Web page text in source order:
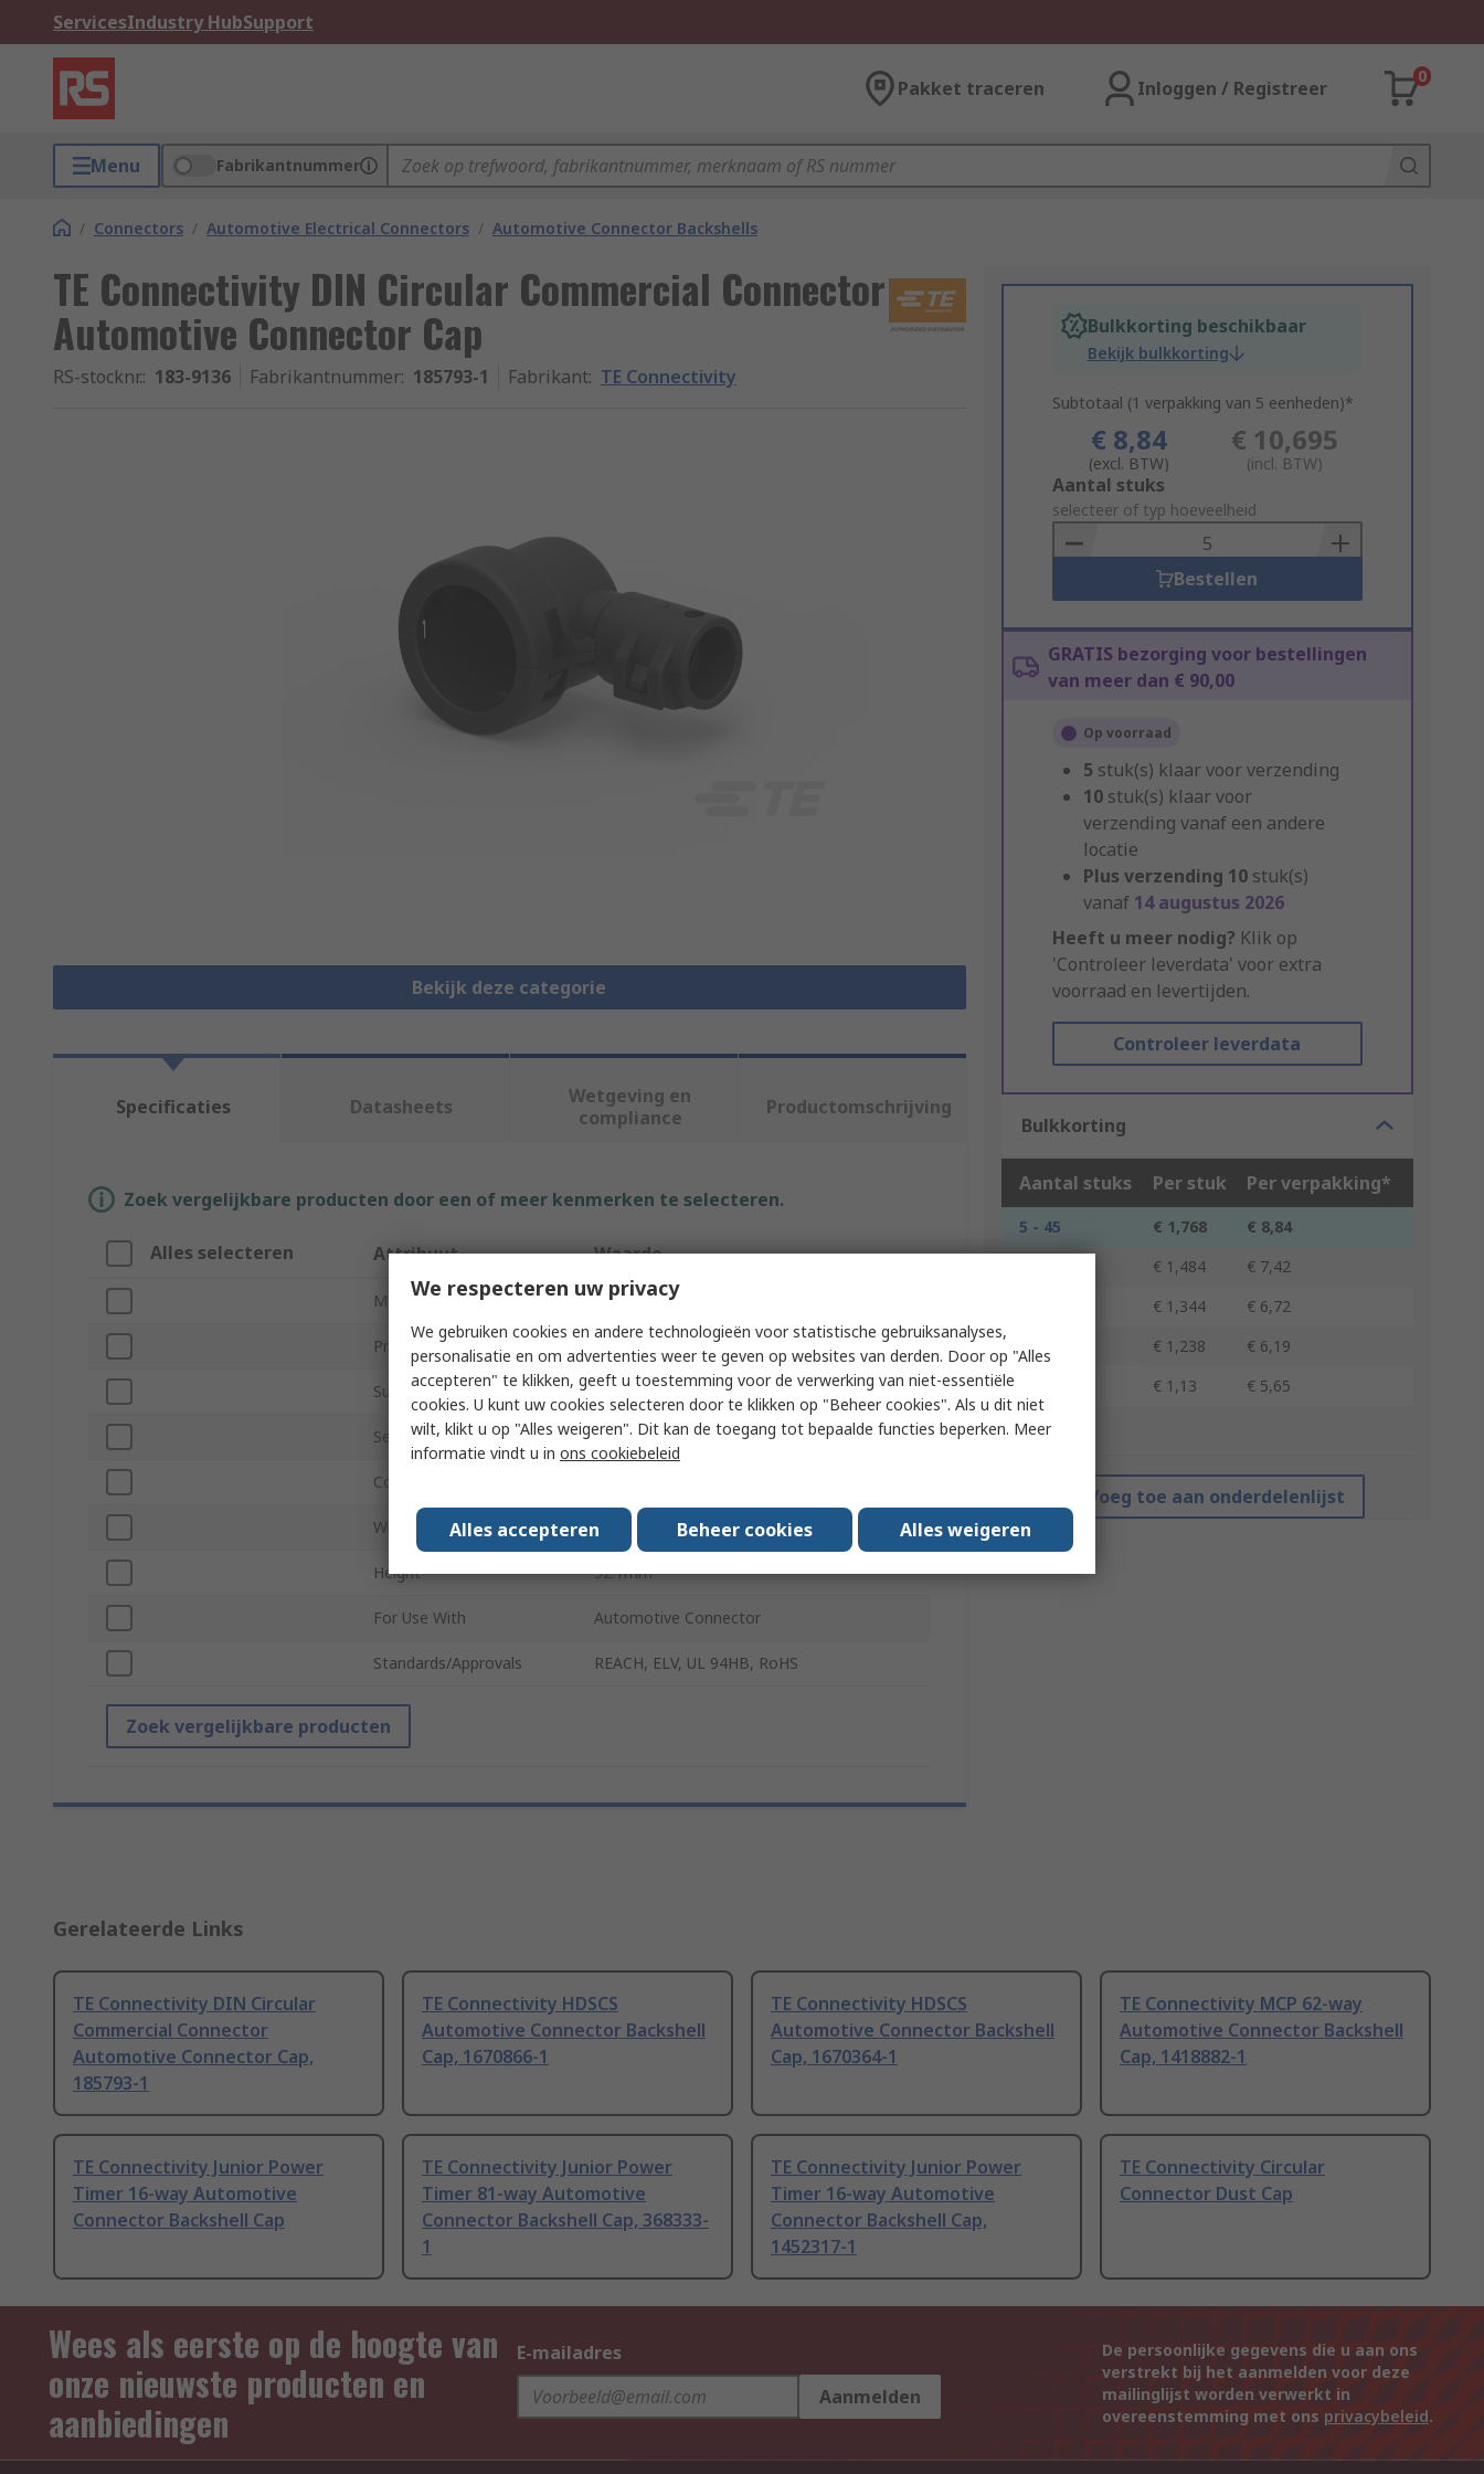
ServicesIndustry HubSupport
Pakket traceren Inloggen / Registreer
0
Menu Fabrikantnummer
/ Connectors / Automotive Electrical Connectors / Automotive Connector Backshells
TE Connectivity DIN Circular Commercial Connector
Automotive Connector Cap
RS-stocknr.: 183-9136 Fabrikantnummer: 185793-1 Fabrikant: TE Connectivity
Bekijk deze categorie
Bulkkorting beschikbaar
Bekijk bulkkorting
Subtotaal (1 verpakking van 5 eenheden)*
€ 8,84
(excl. BTW)
€ 10,695
(incl. BTW)
Add
to
Basket
Aantal stuks
selecteer of typ hoeveelheid
Bestellen
GRATIS bezorging voor bestellingen
van meer dan € 90,00
Op voorraad
5 stuk(s) klaar voor verzending
10 stuk(s) klaar voor
verzending vanaf een andere
locatie
Plus verzending 10 stuk(s)
vanaf 14 augustus 2026
Heeft u meer nodig? Klik op
'Controleer leverdata' voor extra
voorraad en levertijden.
Controleer leverdata
Bulkkorting
Aantal stuks Per stuk Per verpakking*
5 - 45 € 1,768
€ 8,84
€ 1,484
€ 7,42
€ 1,344
€ 6,72
250 - 495
€ 1,238
€ 6,19
€ 1,13 € 5,65
*prijsindicatie
Voeg toe aan onderdelenlijst
Specificaties Datasheets
Wetgeving en
compliance
Productomschrijving
Zoek vergelijkbare producten door een of meer kenmerken te selecteren.
Alles selecteren Attribuut Waarde
Merk TE Connectivity
Product Type Automotive Connector
Sub Type Cap
Series DIN Circular Commercial Connector
Colour
Width 76.9mm
Height 32.1mm
For Use With Automotive Connector
Standards/Approvals REACH, ELV, UL 94HB, RoHS
Zoek vergelijkbare producten
Gerelateerde Links
TE Connectivity DIN Circular
Commercial Connector
Automotive Connector Cap,
185793-1
TE Connectivity HDSCS
Automotive Connector Backshell
Cap, 1670866-1
TE Connectivity HDSCS
Automotive Connector Backshell
Cap, 1670364-1
TE Connectivity MCP 62-way
Automotive Connector Backshell
Cap, 1418882-1
TE Connectivity Junior Power
Timer 16-way Automotive
Connector Backshell Cap
TE Connectivity Junior Power
Timer 81-way Automotive
Connector Backshell Cap, 368333-
1
TE Connectivity Junior Power
Timer 16-way Automotive
Connector Backshell Cap,
1452317-1
TE Connectivity Circular
Connector Dust Cap
Wees als eerste op de hoogte van
onze nieuwste producten en
aanbiedingen
E-mailadres
Aanmelden
De persoonlijke gegevens die u aan ons
verstrekt bij het aanmelden voor deze
mailinglijst worden verwerkt in
overeenstemming met ons privacybeleid.
We respecteren uw privacy
We gebruiken cookies en andere technologieën voor statistische gebruiksanalyses,
personalisatie en om advertenties weer te geven op websites van derden. Door op "Alles
accepteren" te klikken, geeft u toestemming voor de verwerking van niet-essentiële
cookies. U kunt uw cookies selecteren door te klikken op "Beheer cookies". Als u dit niet
wilt, klikt u op "Alles weigeren". Dit kan de toegang tot bepaalde functies beperken. Meer
informatie vindt u in ons cookiebeleid
Alles accepteren Beheer cookies Alles weigeren